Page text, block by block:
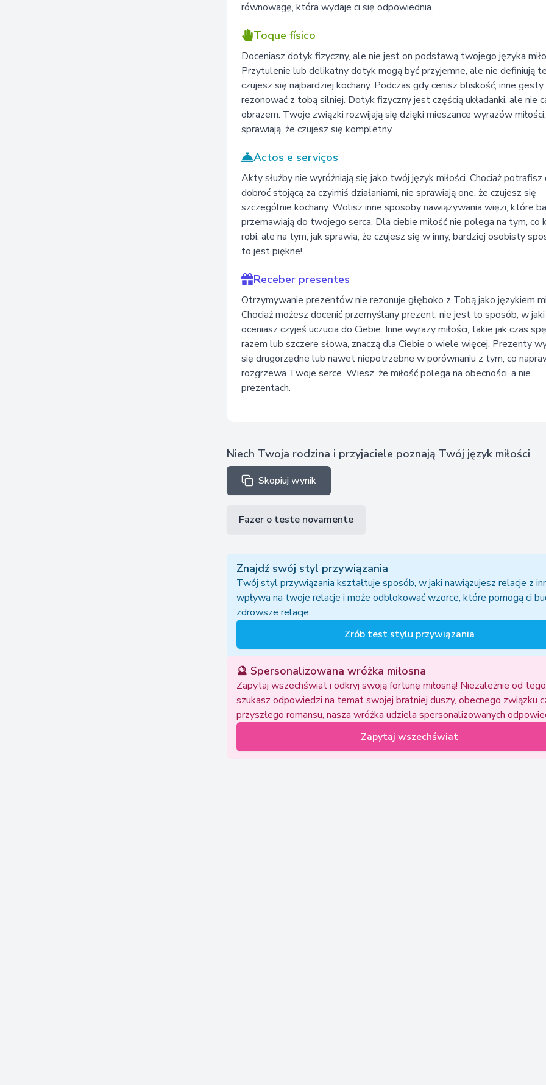
równowagę, która wydaje ci się odpowiednia.
Toque físico
Doceniasz dotyk fizyczny, ale nie jest on podstawą twojego języka
Przytulenie lub delikatny dotyk mogą być przyjemne, ale nie definiują
czujesz się najbardziej kochany. Podczas gdy cenisz bliskość, inne
rezonować z tobą silniej. Dotyk fizyczny jest częścią układanki, ale nie
obrazem. Twoje związki rozwijają się dzięki mieszance wyrazów
sprawiają, że czujesz się kompletny.
Actos e serviços
Akty służby nie wyróżniają się jako twój język miłości. Chociaż potrafisz
dobroć stojącą za czyimiś działaniami, nie sprawiają one, że czujesz się
szczególnie kochany. Wolisz inne sposoby nawiązywania więzi, które
przemawiają do twojego serca. Dla ciebie miłość nie polega na tym, co
robi, ale na tym, jak sprawia, że czujesz się w inny, bardziej osobisty
to jest piękne!
Receber presentes
Otrzymywanie prezentów nie rezonuje głęboko z Tobą jako językiem
Chociaż możesz docenić przemyślany prezent, nie jest to sposób, w jaki
oceniasz czyjeś uczucia do Ciebie. Inne wyrazy miłości, takie jak czas
razem lub szczere słowa, znaczą dla Ciebie o wiele więcej. Prezenty
się drugorzędne lub nawet niepotrzebne w porównaniu z tym, co
rozgrzewa Twoje serce. Wiesz, że miłość polega na obecności, a nie
prezentach.
Niech Twoja rodzina i przyjaciele poznają Twój język miłości
Skopiuj wynik
Fazer o teste novamente
Znajdź swój styl przywiązania
Twój styl przywiązania kształtuje sposób, w jaki nawiązujesz relacje z
wpływa na twoje relacje i może odblokować wzorce, które pomogą ci
zdrowsze relacje.
Zrób test stylu przywiązania
🔮 Spersonalizowana wróżka miłosna
Zapytaj wszechświat i odkryj swoją fortunę miłosną! Niezależnie od
szukasz odpowiedzi na temat swojej bratniej duszy, obecnego związku
przyszłego romansu, nasza wróżka udziela spersonalizowanych
Zapytaj wszechświat